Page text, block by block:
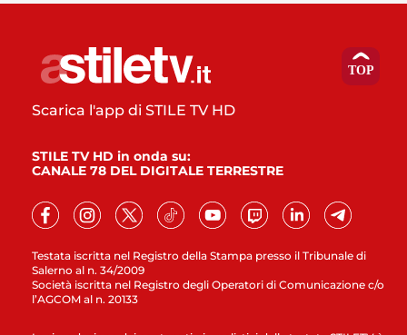
Testata iscritta nel Registro della Stampa presso il Tribunale di
Salerno al n. 34/2009
Società iscritta nel Registro degli Operatori di Comunicazione c/o
l’AGCOM al n. 20133
Scarica l'app di STILE TV HD
STILE TV HD in onda su:
CANALE 78 DEL DIGITALE TERRESTRE